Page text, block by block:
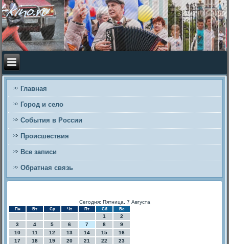
Главная
Город и село
События в России
Происшествия
Все записи
Обратная связь
Сегодня: Пятница, 7 Августа
Пн Вт Ср Чт Пт Сб Вс
1
2
3
4 5 6 7 8
9
10
11 12 13 14 15
16
17
18 19 20 21 22
23